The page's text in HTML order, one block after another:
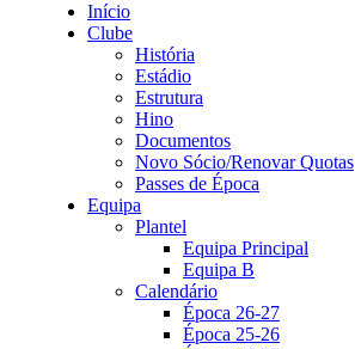
Início
Clube
História
Estádio
Estrutura
Hino
Documentos
Novo Sócio/Renovar Quotas
Passes de Época
Equipa
Plantel
Equipa Principal
Equipa B
Calendário
Época 26-27
Época 25-26